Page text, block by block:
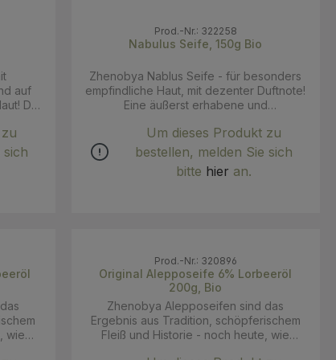
auf
Die
Seife
so
Die
der
sich
Prod.-Nr.: 322258
Nabulus Seife, 150g Bio
Zhenobya Nablus Seife - für besonders
empfindliche Haut, mit dezenter Duftnote!
Eine äußerst erhabene und
hergestellt in Nablus, Palästina,
ausschließlich mit bestem Olivenöl aus
erster Pressung (extra vergine). Nablus
befindet sich nur ein paar Kilometer
intakte Seifenmanufakturen (Zum Vgl.: In
den 80er Jahren waren es noch über
20), welche bis heute in der politisch
verfahrenen Situation überlebten. Der
Kauf einer Nablus-Seife ist daher mehr
als nur ein alltäglicher Einkauf, er ist Ihr
Um dieses Produkt zu
bestellen, melden Sie sich
bitte hier an.
wie
Prod.-Nr.: 320896
Original Alepposeife 6% Lorbeeröl
200g, Bio
Zhenobya Alepposeifen sind das
Ergebnis aus Tradition, schöpferischem
Fleiß und Historie - noch heute, wie